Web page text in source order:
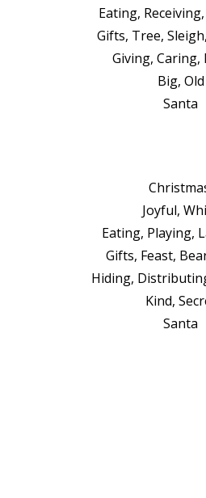
Eating,
Gifts, Tree,
Giving,
Big, Old
Santa
Joyful,
Eating, Playing,
Gifts, Feast,
Hiding,
Kind,
Santa